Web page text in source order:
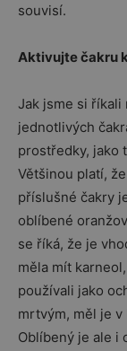
souvisí.
Aktivujte čakru
Jak jsme si
jednotlivých
prostředky, jako
Většinou platí,
příslušné čakry
oblíbené
se říká, že je
měla mít
používali jako
mrtvým, měl je
Oblíbený je ale i